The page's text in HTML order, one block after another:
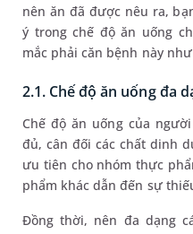
nên ăn đã được nêu ra,
ý trong chế độ ăn uống
mắc phải căn bệnh này
2.1. Chế độ ăn uống đa
Chế độ ăn uống của
đủ, cân đối các chất dinh
ưu tiên cho nhóm thực
phẩm khác dẫn đến sự
Đồng thời, nên đa dạng